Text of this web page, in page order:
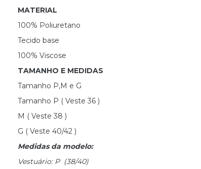
MATERIAL
100% Poliuretano
Tecido base
100% Viscose
TAMANHO E MEDIDAS
Tamanho P,M e G
Tamanho P ( Veste 36 )
M ( Veste 38 )
G ( Veste 40/42 )
Medidas da modelo:
Vestuário: P (38/40)